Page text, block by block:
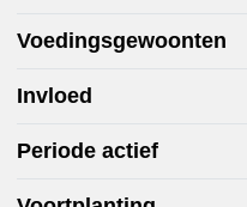
Voedingsgewoonten
Invloed
Periode actief